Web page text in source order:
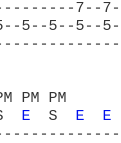
7--
5--5--5--
PM PM PM
E S E E